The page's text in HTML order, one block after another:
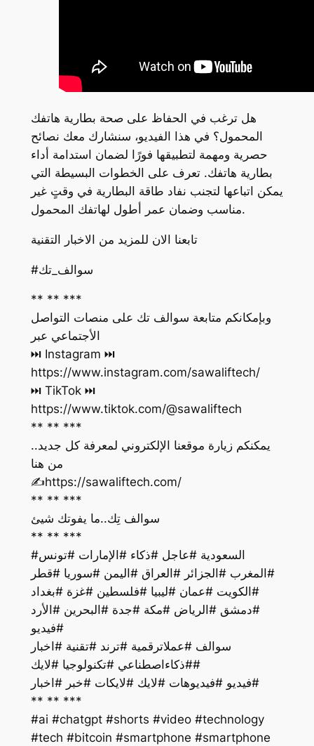
هل ترغب في الحفاظ على صحة بطارية هاتفك
المحمول؟ في هذا الفيديو، سنشارك معك نصائح
حصرية ومهمة لتطبيقها فورًا لضمان استدامة أداء
بطارية هاتفك. تعرف على الخطوات البسيطة التي
يمكن اتباعها لتجنب نفاد طاقة البطارية في وقتٍ غير
مناسب وضمان عمر أطول لهاتفك المحمول.
تابعنا الان للمزيد من الاخبار التقنية
#سوالف_تك
** ** ***
وبإمكانكم متابعة سوالف تك على منصات التواصل
الأجتماعي عبر
https://www.instagram.com/sawaliftech/
https://www.tiktok.com/@sawaliftech
** ** ***
يمكنكم زيارة موقعنا الإلكتروني لمعرفة كل جديد..
من هنا
‏✍️https://sawaliftech.com/
** ** ***
سوالف تِك..ما يفوتك شيئ
** ** ***
#السعودية #عاجل #ذكاء #الإمارات #تونس
#المغرب #الجزائر #العراق #اليمن #سوريا #قطر
#الكويت #عمان #ليبيا #فلسطين #غزة #بغداد
#دمشق #الرياض #مكة #جدة #البحرين #الأرد
#فيديو
سوالف #عملاترقمية #ترند #تقنية #اخبار
#ذكاءاصطناعي #تكنولوجيا #لايك#
فيديو #فيديوهات #لايك #لايكات #خبر #اخبار#
** ** ***
#ai #chatgpt #shorts #video #technology
#tech #bitcoin #smartphone #smartphone